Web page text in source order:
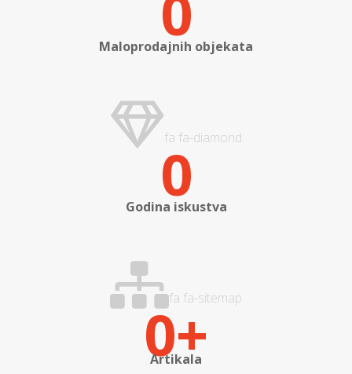
Maloprodajnih objekata
fa fa-diamond
0
Godina iskustva
fa fa-sitemap
0
Artikala